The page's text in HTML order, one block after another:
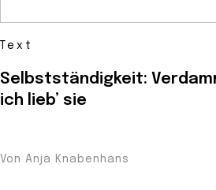
Text
Selbstständigkeit:
ich lieb’ sie
Von Anja Knabenhans